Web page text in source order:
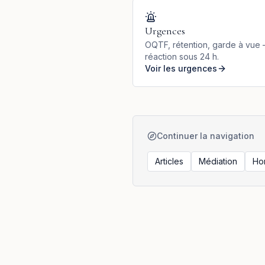
Urgences
OQTF, rétention, garde à vue
réaction sous 24 h.
Voir les urgences
Continuer la navigation
Articles Médiation